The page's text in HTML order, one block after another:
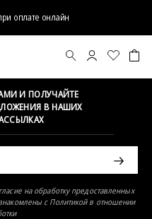
оплате онлайн
И ПОЛУЧАЙТЕ
В НАШИХ
на обработку предоставленных
с Политикой в отношении